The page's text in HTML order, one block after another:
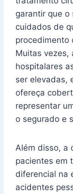
garantir que o
cuidados de
procedimento
Muitas vezes,
hospitalares
ser elevadas,
ofereça
representar
o segurado e
Além disso, a
pacientes em
diferencial na
acidentes